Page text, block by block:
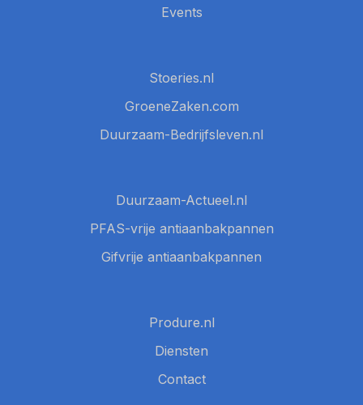
Events
Stoeries.nl
GroeneZaken.com
Duurzaam-Bedrijfsleven.nl
Duurzaam-Actueel.nl
PFAS-vrije antiaanbakpannen
Gifvrije antiaanbakpannen
Produre.nl
Diensten
Contact